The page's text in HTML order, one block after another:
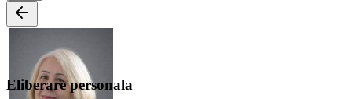
Eliberare personala